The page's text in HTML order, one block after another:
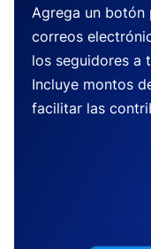
Agrega un botón
correos
los seguidores a
Incluye montos
facilitar las